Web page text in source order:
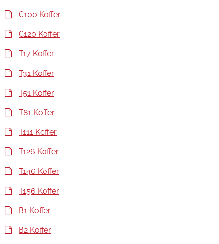
C100 Koffer
C120 Koffer
T17 Koffer
T31 Koffer
T51 Koffer
T81 Koffer
T111 Koffer
T126 Koffer
T146 Koffer
T156 Koffer
B1 Koffer
B2 Koffer